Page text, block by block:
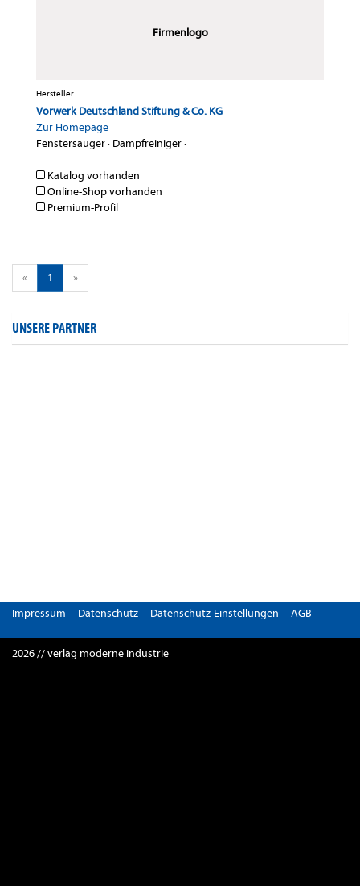
Firmenlogo
Hersteller
Vorwerk Deutschland Stiftung & Co. KG
Zur Homepage
Fenstersauger· Dampfreiniger·
Katalog vorhanden
Online-Shop vorhanden
Premium-Profil
« 1 »
UNSERE PARTNER
Impressum Datenschutz Datenschutz-Einstellungen AGB
2026 // verlag moderne industrie